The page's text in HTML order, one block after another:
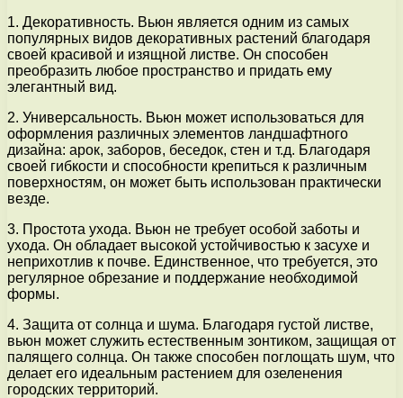
1. Декоративность. Вьюн является одним из самых
популярных видов декоративных растений благодаря
своей красивой и изящной листве. Он способен
преобразить любое пространство и придать ему
элегантный вид.
2. Универсальность. Вьюн может использоваться для
оформления различных элементов ландшафтного
дизайна: арок, заборов, беседок, стен и т.д. Благодаря
своей гибкости и способности крепиться к различным
поверхностям, он может быть использован практически
везде.
3. Простота ухода. Вьюн не требует особой заботы и
ухода. Он обладает высокой устойчивостью к засухе и
неприхотлив к почве. Единственное, что требуется, это
регулярное обрезание и поддержание необходимой
формы.
4. Защита от солнца и шума. Благодаря густой листве,
вьюн может служить естественным зонтиком, защищая от
палящего солнца. Он также способен поглощать шум, что
делает его идеальным растением для озеленения
городских территорий.